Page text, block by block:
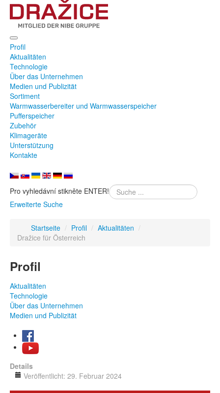
Profil
Aktualitäten
Technologie
Über das Unternehmen
Medien und Publizität
Sortiment
Warmwasserbereiter und Warmwasserspeicher
Pufferspeicher
Zubehör
Klimageräte
Unterstützung
Kontakte
Pro vyhledávní stikněte ENTER!
Erweiterte Suche
Startseite / Profil / Aktualitäten /
Dražice für Österreich
Profil
Aktualitäten
Technologie
Über das Unternehmen
Medien und Publizität
Details
Veröffentlicht: 29. Februar 2024